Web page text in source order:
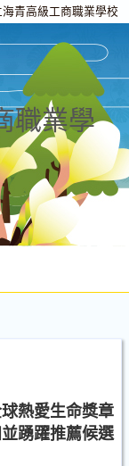
青高級工商職業學校
職業學
熱愛生命獎章
踴躍推薦候選